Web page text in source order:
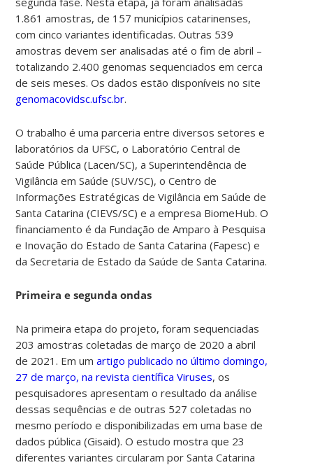
1.861 amostras, de 157 municípios catarinenses,
com cinco variantes identificadas. Outras 539
amostras devem ser analisadas até o fim de abril –
totalizando 2.400 genomas sequenciados em cerca
de seis meses. Os dados estão disponíveis no site
genomacovidsc.ufsc.br.
O trabalho é uma parceria entre diversos setores e
laboratórios da UFSC, o Laboratório Central de
Saúde Pública (Lacen/SC), a Superintendência de
Vigilância em Saúde (SUV/SC), o Centro de
Informações Estratégicas de Vigilância em Saúde de
Santa Catarina (CIEVS/SC) e a empresa BiomeHub. O
financiamento é da Fundação de Amparo à Pesquisa
e Inovação do Estado de Santa Catarina (Fapesc) e
da Secretaria de Estado da Saúde de Santa Catarina.
Primeira e segunda ondas
Na primeira etapa do projeto, foram sequenciadas
203 amostras coletadas de março de 2020 a abril
de 2021. Em umartigo publicado no último domingo,
27 de março, na revista científica Viruses,os
pesquisadores apresentam o resultado da análise
dessas sequências e de outras 527 coletadas no
mesmo período e disponibilizadas em uma base de
dados pública (Gisaid). O estudo mostra que 23
diferentes variantescircularam por Santa Catarina